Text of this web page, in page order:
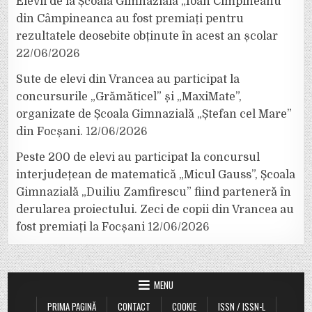
din Câmpineanca au fost premiați pentru
rezultatele deosebite obținute în acest an școlar
22/06/2026
Sute de elevi din Vrancea au participat la
concursurile „Grămăticel” și „MaxiMate”,
organizate de Școala Gimnazială „Ștefan cel Mare”
din Focșani. 12/06/2026
Peste 200 de elevi au participat la concursul
interjudețean de matematică „Micul Gauss”, Școala
Gimnazială „Duiliu Zamfirescu” fiind parteneră în
derularea proiectului. Zeci de copii din Vrancea au
fost premiați la Focșani 12/06/2026
MENU
PRIMA PAGINĂ
CONTACT COOKIE ISSN / ISSN-L